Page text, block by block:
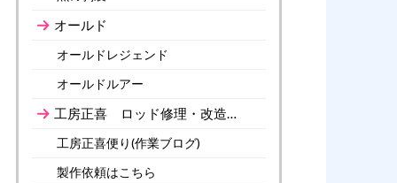
オールド
オールドレジェンド
オールドルアー
工房正喜 ロッド修理・改造…
工房正喜便り(作業ブログ)
製作依頼はこちら